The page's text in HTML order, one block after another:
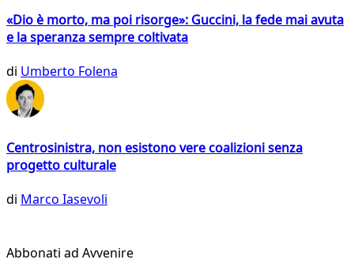
«Dio è morto, ma poi risorge»: Guccini, la fede mai avuta
e la speranza sempre coltivata
di Umberto Folena
Centrosinistra, non esistono vere coalizioni senza
progetto culturale
di Marco Iasevoli
Abbonati ad Avvenire